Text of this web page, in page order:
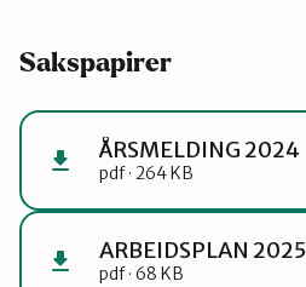
Sakspapirer
ÅRSMELDING 2024
pdf · 264 KB
ARBEIDSPLAN 2025
pdf · 68 KB